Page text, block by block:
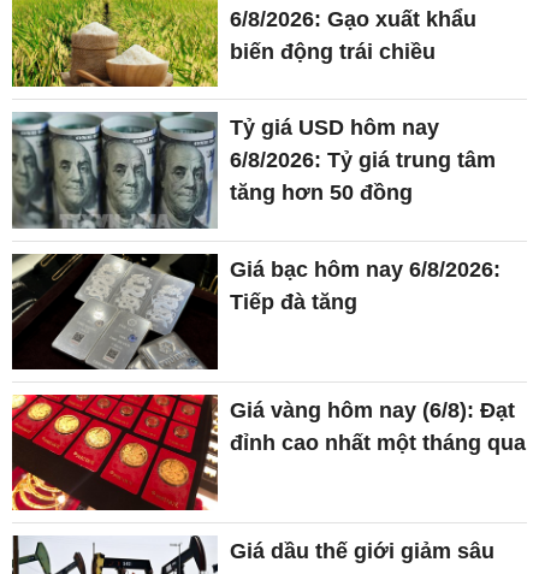
tăng hơn 50 đồng
Giá bạc hôm nay 6/8/2026:
Tiếp đà tăng
Giá vàng hôm nay (6/8): Đạt
đỉnh cao nhất một tháng qua
Giá dầu thế giới giảm sâu
Giá xe máy Honda Lead
tháng 8/2026: Phiên bản đặc